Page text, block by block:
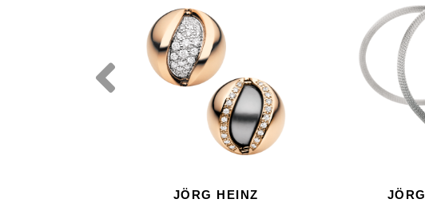
JÖRG HEINZ